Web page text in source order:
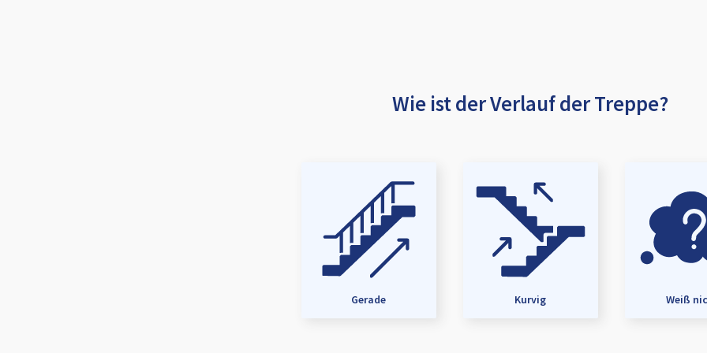
Wie ist der Verlauf der Treppe?
Gerade Kurvig Weiß